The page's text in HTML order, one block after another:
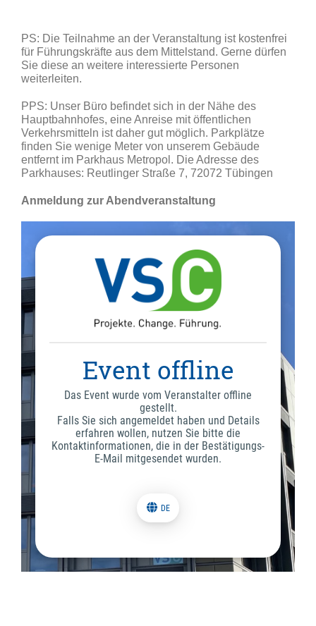
PS: Die Teilnahme an der Veranstaltung ist kostenfrei
für Führungskräfte aus dem Mittelstand. Gerne dürfen
Sie diese an weitere interessierte Personen
weiterleiten.
PPS: Unser Büro befindet sich in der Nähe des
Hauptbahnhofes, eine Anreise mit öffentlichen
Verkehrsmitteln ist daher gut möglich. Parkplätze
finden Sie wenige Meter von unserem Gebäude
entfernt im Parkhaus Metropol. Die Adresse des
Parkhauses: Reutlinger Straße 7, 72072 Tübingen
Anmeldung zur Abendveranstaltung